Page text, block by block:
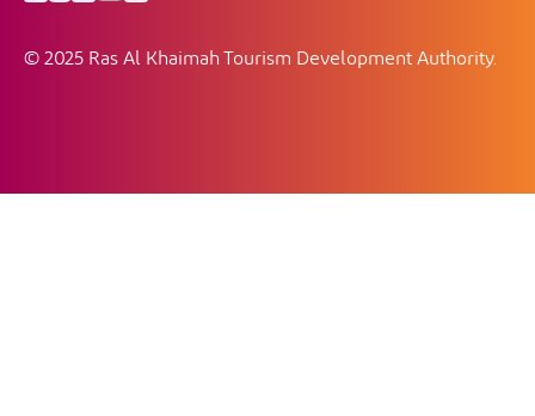
© 2025 Ras Al Khaimah Tourism Development Authority.